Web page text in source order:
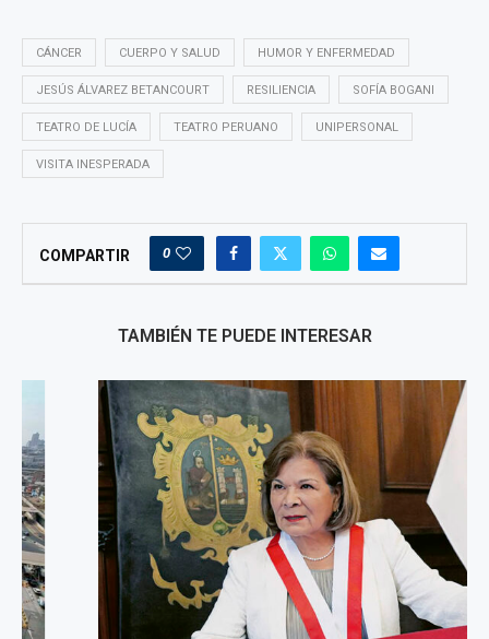
CÁNCER CUERPO Y SALUD HUMOR Y ENFERMEDAD
JESÚS ÁLVAREZ BETANCOURT RESILIENCIA SOFÍA BOGANI
TEATRO DE LUCÍA TEATRO PERUANO UNIPERSONAL
VISITA INESPERADA
COMPARTIR 0
TAMBIÉN TE PUEDE INTERESAR